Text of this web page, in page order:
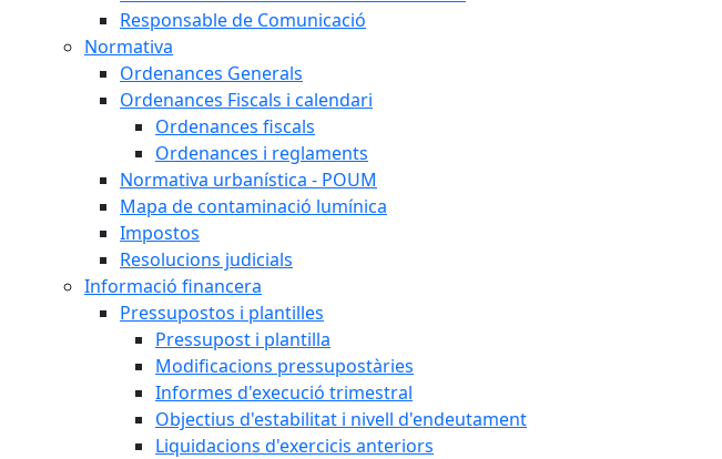
Responsable de Comunicació
Normativa
Ordenances Generals
Ordenances Fiscals i calendari
Ordenances fiscals
Ordenances i reglaments
Normativa urbanística - POUM
Mapa de contaminació lumínica
Impostos
Resolucions judicials
Informació financera
Pressupostos i plantilles
Pressupost i plantilla
Modificacions pressupostàries
Informes d'execució trimestral
Objectius d'estabilitat i nivell d'endeutament
Liquidacions d'exercicis anteriors